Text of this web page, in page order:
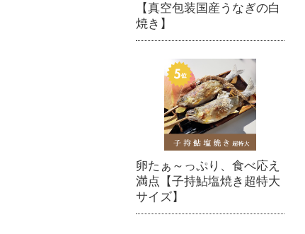
【真空包装国産うなぎの白
焼き】
卵たぁ～っぷり、食べ応え
満点【子持鮎塩焼き超特大
サイズ】